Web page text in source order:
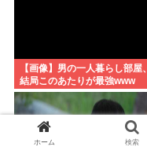
【画像】男の一人暮らし部屋、
結局このあたりが最強www
ホーム 検索